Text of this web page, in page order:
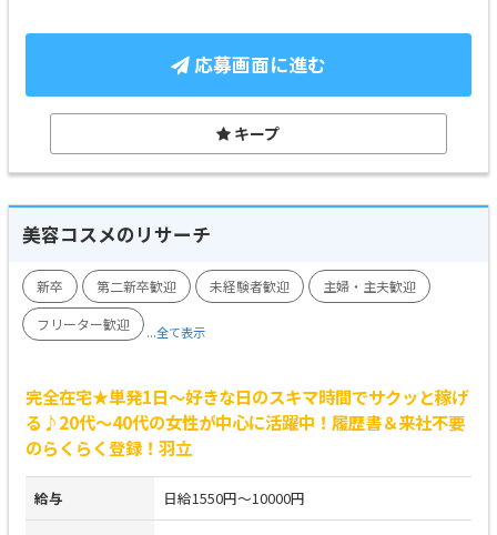
応募画面に進む
キープ
美容コスメのリサーチ
新卒 第二新卒歓迎 未経験者歓迎
主婦・主夫歓迎
フリーター歓迎
...全て表示
完全在宅★単発1日～好きな日のスキマ時間でサクッと稼げ
る♪20代～40代の女性が中心に活躍中！履歴書＆来社不要
のらくらく登録！羽立
給与 日給1550円～10000円